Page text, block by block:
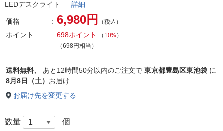
LEDデスクライト 詳細
価格 6,980円 （税込）
ポイント 698ポイント （ 10%）
（698円相当）
送料無料、 あと 12時間50分以内のご注文で 東京都豊島区東池袋 に
8月8日（土） お届け
お届け先を変更する
数量 個